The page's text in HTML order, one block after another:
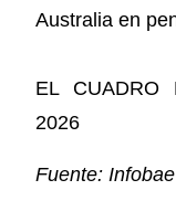
Australia en
EL CUADRO
2026
Fuente: Infobae